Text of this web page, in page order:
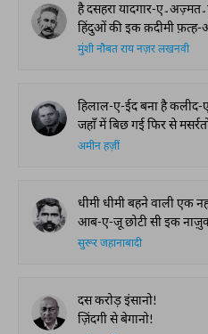
हिंदुओं की इक क़दीमी फ़त्ह-
मुंशी नौबत राय नज़र लखनवी
हिलाल-ए-ईद बना है
जहाँ में बिछ गई फिर से
अमीन हज़ीं
धीमी धीमी बहने वाली एक
आब-ए-जू छोटी सी इक
सुरूर जहानाबादी
दस करोड़ इंसानो!
ज़िंदगी से बेगानो!